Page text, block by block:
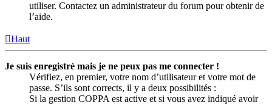
utiliser. Contactez un administrateur du forum pour obtenir de
l’aide.
Haut
Je suis enregistré mais je ne peux pas me connecter !
Vérifiez, en premier, votre nom d’utilisateur et votre mot de
passe. S’ils sont corrects, il y a deux possibilités :
Si la gestion COPPA est active et si vous avez indiqué avoir